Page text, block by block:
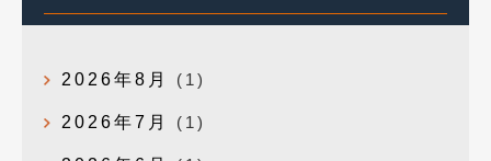
2026年8月 (1)
2026年7月 (1)